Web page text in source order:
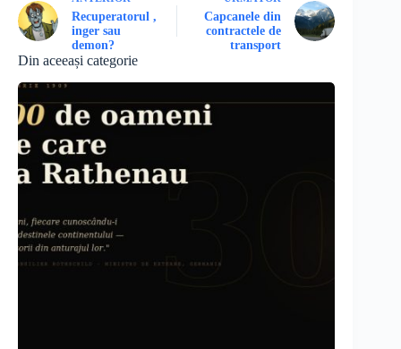
Recuperatorul ,
inger sau
demon?
Capcanele din
contractele de
transport
Din aceeași categorie